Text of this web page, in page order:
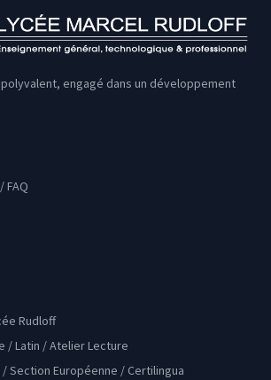
engagé dans un développement
FAQ
Rudloff
/ Latin / Atelier Lecture
Section Européenne / Certilingua